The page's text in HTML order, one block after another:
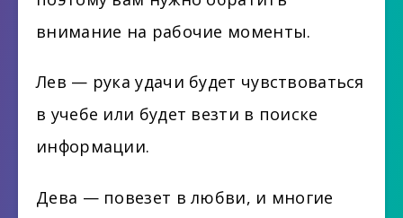
внимание на рабочие моменты.
Лев — рука удачи будет чувствоваться
в учебе или будет везти в поиске
информации.
Дева — повезет в любви, и многие